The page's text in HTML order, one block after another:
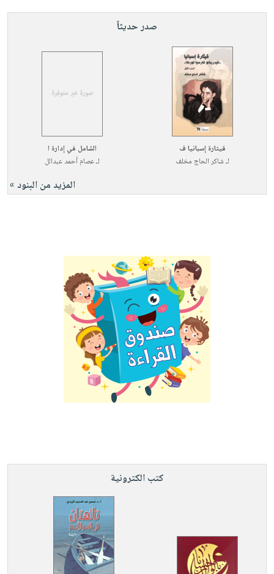
صدر حديثاً
قيثارة إسبانيا ف
لـشاكر الحاج مخلف
الشامل في إدارة ا
لـعصام أحمد عبدالل
المزيد من البنود »
كتب الكترونية